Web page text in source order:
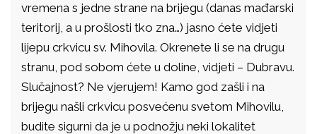
vremena s jedne strane na brijegu (danas mađarski
teritorij, a u prošlosti tko zna…) jasno ćete vidjeti
lijepu crkvicu sv. Mihovila. Okrenete li se na drugu
stranu, pod sobom ćete u doline, vidjeti – Dubravu.
Slučajnost? Ne vjerujem! Kamo god zašli i na
brijegu našli crkvicu posvećenu svetom Mihovilu,
budite sigurni da je u podnožju neki lokalitet